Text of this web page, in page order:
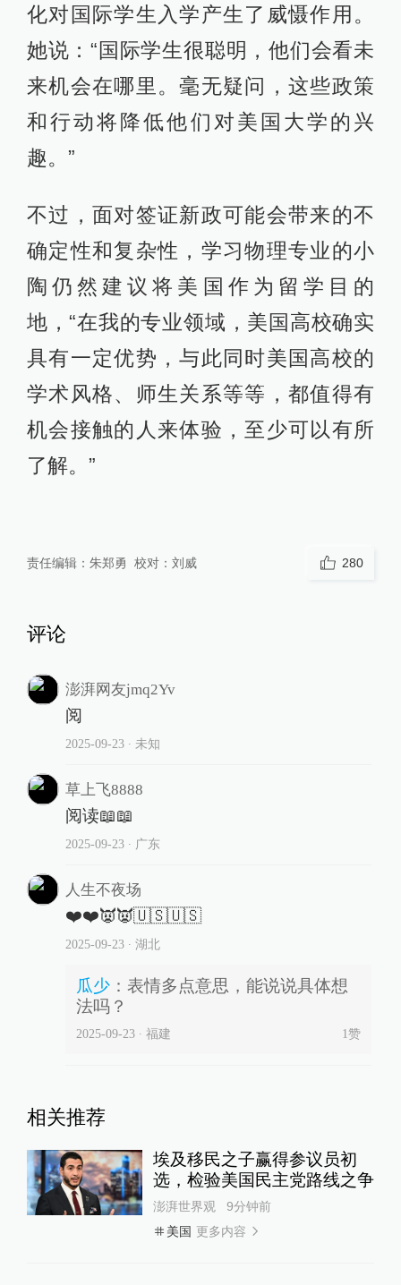
化对国际学生入学产生了威慑作用。
她说：“国际学生很聪明，他们会看未
来机会在哪里。毫无疑问，这些政策
和行动将降低他们对美国大学的兴
趣。”
不过，面对签证新政可能会带来的不
确定性和复杂性，学习物理专业的小
陶仍然建议将美国作为留学目的
地，“在我的专业领域，美国高校确实
具有一定优势，与此同时美国高校的
学术风格、师生关系等等，都值得有
机会接触的人来体验，至少可以有所
了解。”
责任编辑： 朱郑勇 校对： 刘威 280
评论
澎湃网友jmq2Yv
阅
2025-09-23∙ 未知
草上飞8888
阅读📖📖
2025-09-23∙ 广东
人生不夜场
❤️❤️👿👿🇺🇸🇺🇸
2025-09-23∙ 湖北
瓜少： 表情多点意思，能说说具体想
法吗？
2025-09-23∙ 福建 1赞
相关推荐
埃及移民之子赢得参议员初
选，检验美国民主党路线之争
澎湃世界观
9分钟前
美国 更多内容